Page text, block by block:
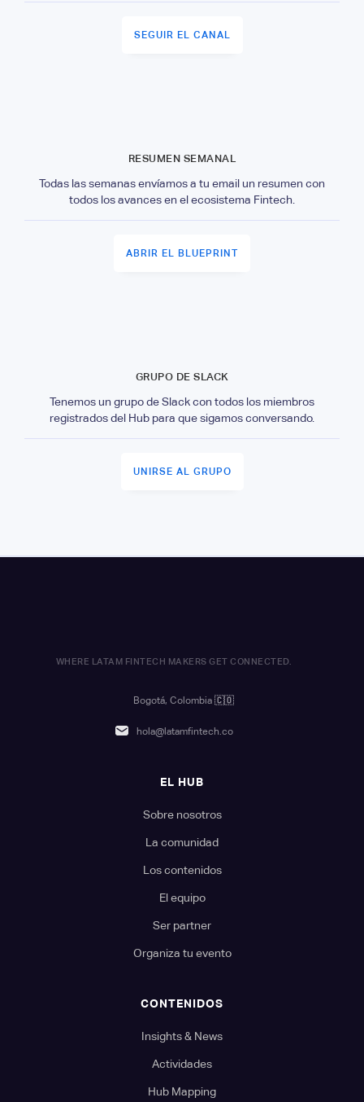
SEGUIR EL CANAL
RESUMEN SEMANAL
Todas las semanas envíamos a tu email un resumen con
todos los avances en el ecosistema Fintech.
ABRIR EL BLUEPRINT
GRUPO DE SLACK
Tenemos un grupo de Slack con todos los miembros
registrados del Hub para que sigamos conversando.
UNIRSE AL GRUPO
WHERE LATAM FINTECH MAKERS GET CONNECTED.
Bogotá, Colombia 🇨🇴
hola@latamfintech.co
EL HUB
Sobre nosotros
La comunidad
Los contenidos
El equipo
Ser partner
Organiza tu evento
CONTENIDOS
Insights & News
Actividades
Hub Mapping